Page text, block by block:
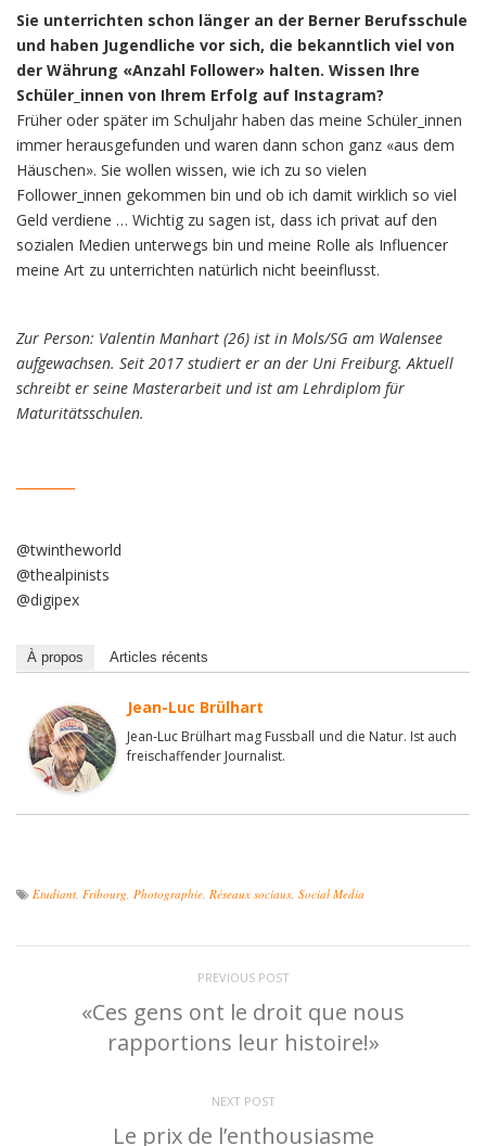
Sie unterrichten schon länger an der Berner Berufsschule
und haben Jugendliche vor sich, die bekanntlich viel von
der Währung «Anzahl Follower» halten. Wissen Ihre
Schüler_innen von Ihrem Erfolg auf Instagram?
Früher oder später im Schuljahr haben das meine Schüler_innen
immer herausgefunden und waren dann schon ganz «aus dem
Häuschen». Sie wollen wissen, wie ich zu so vielen
Follower_innen gekommen bin und ob ich damit wirklich so viel
Geld verdiene … Wichtig zu sagen ist, dass ich privat auf den
sozialen Medien unterwegs bin und meine Rolle als Influencer
meine Art zu unterrichten natürlich nicht beeinflusst.
Zur Person: Valentin Manhart (26) ist in Mols/SG am Walensee
aufgewachsen. Seit 2017 studiert er an der Uni Freiburg. Aktuell
schreibt er seine Masterarbeit und ist am Lehrdiplom für
Maturitätsschulen.
@twintheworld
@thealpinists
@digipex
À propos Articles récents
Jean-Luc Brülhart
Jean-Luc Brülhart mag Fussball und die Natur. Ist auch
freischaffender Journalist.
Etudiant Fribourg Photographie Réseaux sociaux Social Media
PREVIOUS POST
«Ces gens ont le droit que nous
rapportions leur histoire!»
NEXT POST
Le prix de l’enthousiasme